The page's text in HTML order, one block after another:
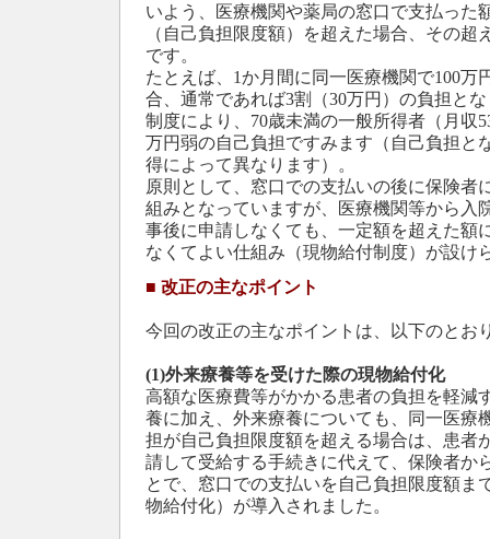
いよう、医療機関や薬局の窓口で支払った
（自己負担限度額）を超えた場合、その超
です。
たとえば、1か月間に同一医療機関で100万
合、通常であれば3割（30万円）の負担と
制度により、70歳未満の一般所得者（月収
万円弱の自己負担ですみます（自己負担と
得によって異なります）。
原則として、窓口での支払いの後に保険者
組みとなっていますが、医療機関等から入
事後に申請しなくても、一定額を超えた額
なくてよい仕組み（現物給付制度）が設け
■ 改正の主なポイント
今回の改正の主なポイントは、以下のとお
(1)外来療養等を受けた際の現物給付化
高額な医療費等がかかる患者の負担を軽減
養に加え、外来療養についても、同一医療
担が自己負担限度額を超える場合は、患者
請して受給する手続きに代えて、保険者か
とで、窓口での支払いを自己負担限度額ま
物給付化）が導入されました。